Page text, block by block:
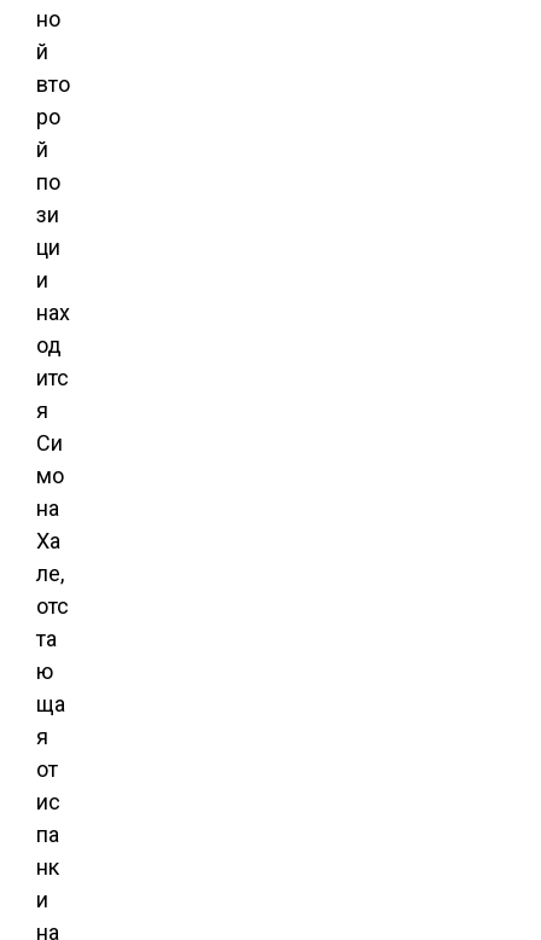
но
й
вто
ро
й
по
зи
ци
и
нах
од
итс
я
Си
мо
на
Ха
ле,
отс
та
ю
ща
я
от
ис
па
нк
и
на